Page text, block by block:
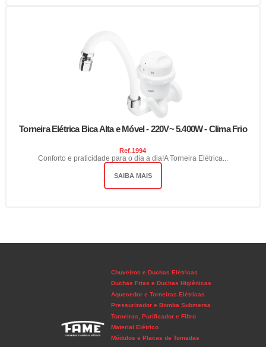
Torneira Elétrica Bica Alta e Móvel - 220V~ 5.400W - Clima Frio
Ref.1994
Conforto e praticidade para o dia a dia!A Torneira Elétrica...
SAIBA MAIS
Chuveiros e Duchas Elétricas
Duchas Frias e Duchas Higiênicas
Aquecedor e Torneiras Elétricas
Pressurizador e Bomba Submersa
Torneiras, Purificador e Filtro
Material Elétrico
Módulos e Placas de Tomadas